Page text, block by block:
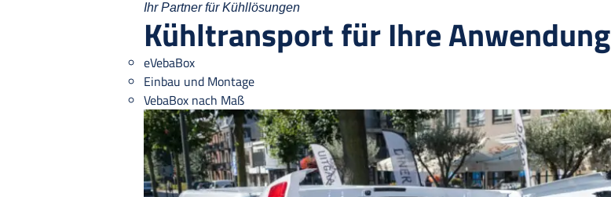
Ihr Partner für Kühllösungen
Kühltransport für Ihre Anwendung
eVebaBox
Einbau und Montage
VebaBox nach Maß